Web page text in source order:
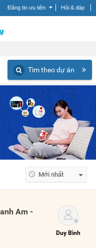
Đăng tin ưu tiên Hỏi & đáp
Tìm theo dự án
Mới nhất
Giá tăng dần
Giá giảm dần
Am -
Duy Bình